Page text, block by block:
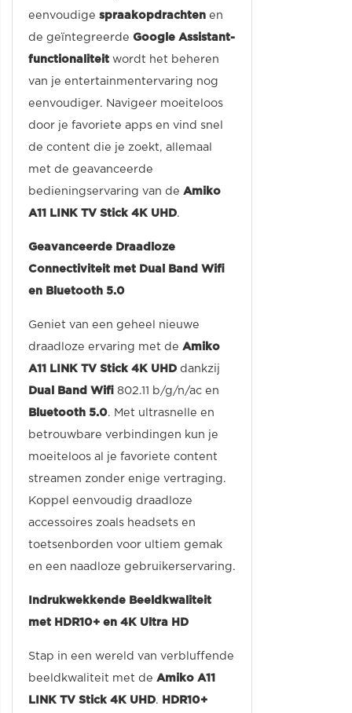
eenvoudige spraakopdrachten en
de geïntegreerde Google Assistant-
functionaliteit wordt het beheren
van je entertainmentervaring nog
eenvoudiger. Navigeer moeiteloos
door je favoriete apps en vind snel
de content die je zoekt, allemaal
met de geavanceerde
bedieningservaring van de Amiko
A11 LINK TV Stick 4K UHD.
Geavanceerde Draadloze
Connectiviteit met Dual Band Wifi
en Bluetooth 5.0
Geniet van een geheel nieuwe
draadloze ervaring met de Amiko
A11 LINK TV Stick 4K UHD dankzij
Dual Band Wifi 802.11 b/g/n/ac en
Bluetooth 5.0. Met ultrasnelle en
betrouwbare verbindingen kun je
moeiteloos al je favoriete content
streamen zonder enige vertraging.
Koppel eenvoudig draadloze
accessoires zoals headsets en
toetsenborden voor ultiem gemak
en een naadloze gebruikerservaring.
Indrukwekkende Beeldkwaliteit
met HDR10+ en 4K Ultra HD
Stap in een wereld van verbluffende
beeldkwaliteit met de Amiko A11
LINK TV Stick 4K UHD. HDR10+